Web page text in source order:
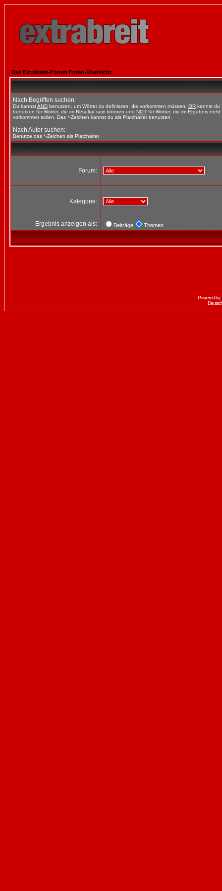
Das Extrabreit-Forum Foren-Übersicht
Nach Begriffen suchen:
Du kannstAND benutzen, um Wörter zu definieren, die vorkommen müssen; OR kannst du
benutzen für Wörter, die im Resultat sein können und NOT für Wörter, die im Ergebnis nicht
vorkommen sollen. Das *-Zeichen kannst du als Platzhalter benutzen.
Nach Autor suchen:
Benutze das *-Zeichen als Platzhalter
Forum:
Kategorie:
Ergebnis anzeigen als: Beiträge Themen
Powered by